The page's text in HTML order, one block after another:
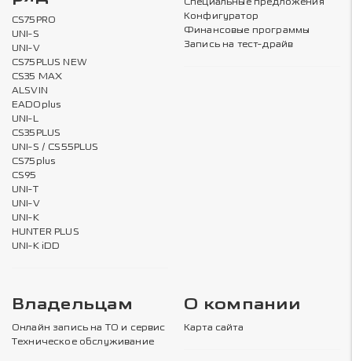
CS75PRO
UNI-S
UNI-V
CS75PLUS NEW
CS35 MAX
ALSVIN
EADOplus
UNI-L
CS35PLUS
UNI-S / CS55PLUS
CS75plus
CS95
UNI-T
UNI-V
UNI-K
HUNTER PLUS
UNI-K iDD
Конфигуратор
Финансовые программы
Запись на тест-драйв
Владельцам
Онлайн запись на ТО и сервис
Техническое обслуживание
О компании
Карта сайта